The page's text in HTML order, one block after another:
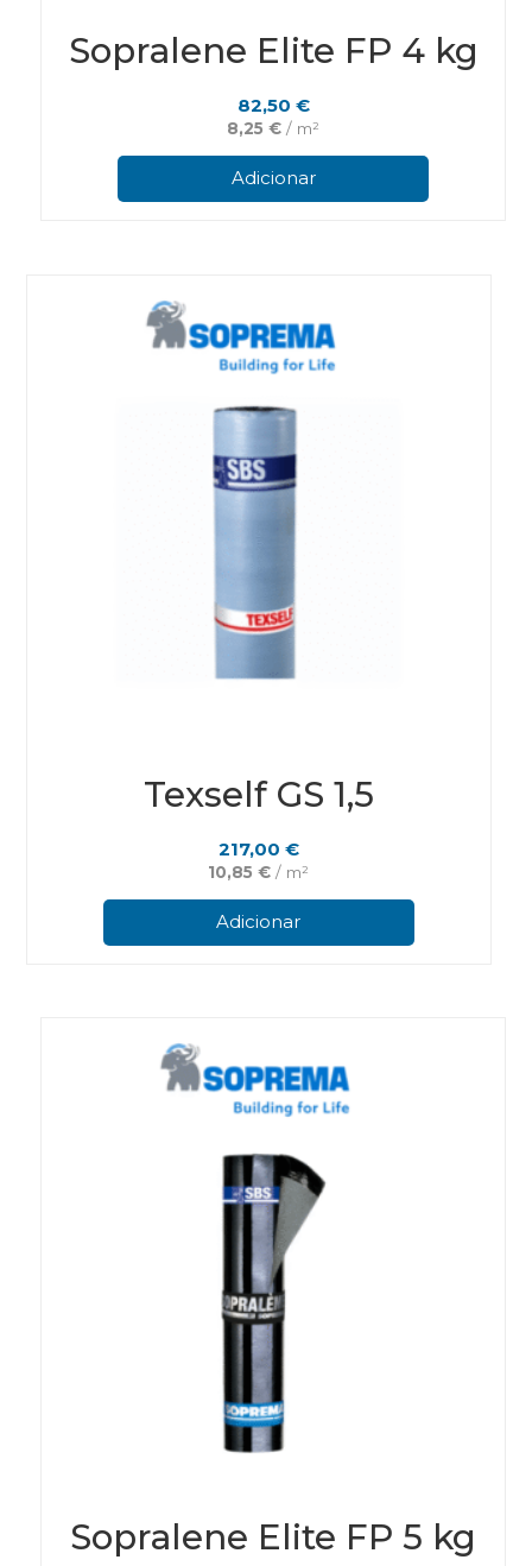
Sopralene Elite FP 4 kg
82,50 €
8,25€ / m²
Adicionar
Texself GS 1,5
217,00 €
10,85€ / m²
Adicionar
Sopralene Elite FP 5 kg